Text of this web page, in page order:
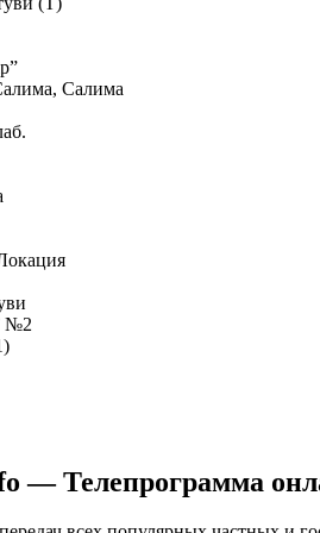
Салима
№2
— Телепрограмма